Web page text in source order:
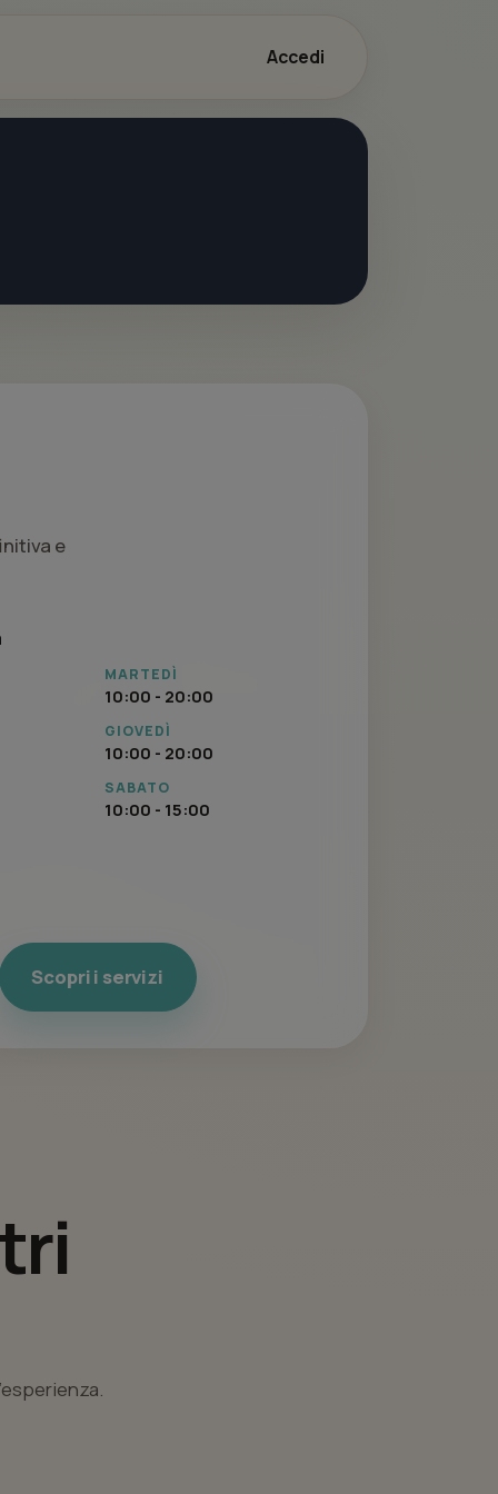
Accedi
e
MARTEDÌ
10:00 - 20:00
GIOVEDÌ
10:00 - 20:00
SABATO
10:00 - 15:00
Scopri i servizi